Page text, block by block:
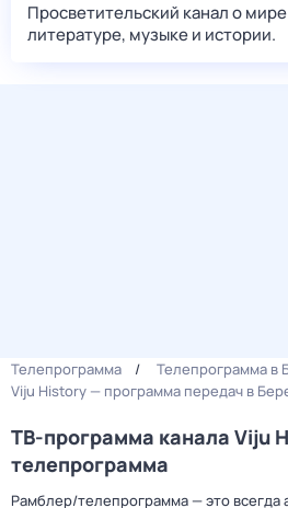
Просветительский канал о
литературе, музыке и истории.
Телепрограмма
Телепрограмма в
Viju History — программа передач в
ТВ-программа канала Viju
телепрограмма
Рамблер/телепрограмма — это всегда